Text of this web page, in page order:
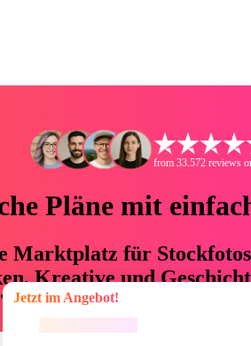
from 33.572 reviews
Pläne mit
Marktplatz für
Kreative und
76 % an Zeit und Budget
Jetzt im Angebot!